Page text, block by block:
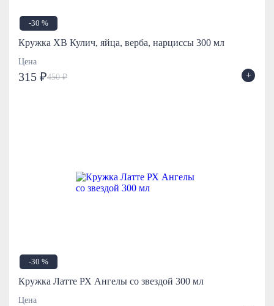
-30 %
Кружка ХВ Кулич, яйца, верба, нарциссы 300 мл
Цена
315 ₽450 ₽ +
-30 %
Кружка Латте РХ Ангелы со звездой 300 мл
Цена